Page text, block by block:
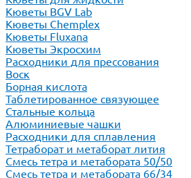
Кюветы BGV Lab
Кюветы Chemplex
Кюветы Fluxana
Кюветы Экросхим
Расходники для прессования
Воск
Борная кислота
Таблетированное связующее
Стальные кольца
Алюминиевые чашки
Расходники для сплавления
Тетраборат и метаборат лития
Смесь тетра и метабората 50/50
Смесь тетра и метабората 66/34